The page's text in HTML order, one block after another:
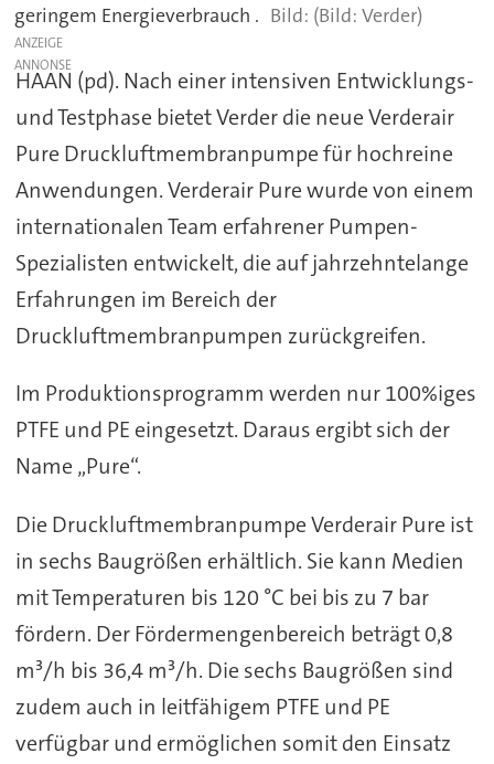
geringem Energieverbrauch .
(Bild: Verder)
ANZEIGE
HAAN (pd). Nach einer intensiven Entwicklungs-
und Testphase bietet Verder die neue Verderair
Pure Druckluftmembranpumpe für hochreine
Anwendungen. Verderair Pure wurde von einem
internationalen Team erfahrener Pumpen-
Spezialisten entwickelt, die auf jahrzehntelange
Erfahrungen im Bereich der
Druckluftmembranpumpen zurückgreifen.
Im Produktionsprogramm werden nur 100%iges
PTFE und PE eingesetzt. Daraus ergibt sich der
Name „Pure“.
Die Druckluftmembranpumpe Verderair Pure ist
in sechs Baugrößen erhältlich. Sie kann Medien
mit Temperaturen bis 120 °C bei bis zu 7 bar
fördern. Der Fördermengenbereich beträgt 0,8
m³/h bis 36,4 m³/h. Die sechs Baugrößen sind
zudem auch in leitfähigem PTFE und PE
verfügbar und ermöglichen somit den Einsatz